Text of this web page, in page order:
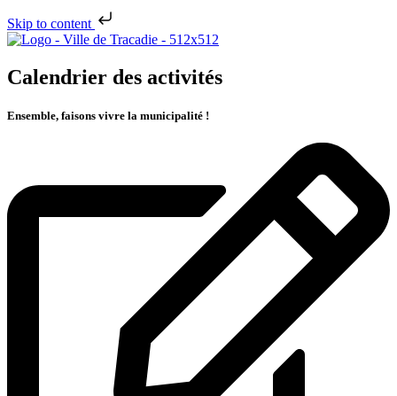
Skip to content
Calendrier des activités
Ensemble, faisons vivre la municipalité !